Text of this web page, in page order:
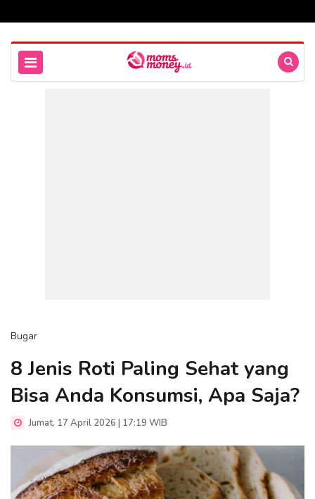
Bugar
8 Jenis Roti Paling Sehat yang
Bisa Anda Konsumsi, Apa Saja?
Jumat, 17 April 2026 | 17:19 WIB